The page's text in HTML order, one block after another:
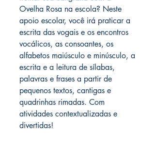
Ovelha Rosa na escola? Neste
apoio escolar, você irá praticar a
escrita das vogais e os encontros
vocálicos, as consoantes, os
alfabetos maiúsculo e minúsculo, a
escrita e a leitura de sílabas,
palavras e frases a partir de
pequenos textos, cantigas e
quadrinhas rimadas. Com
atividades contextualizadas e
divertidas!